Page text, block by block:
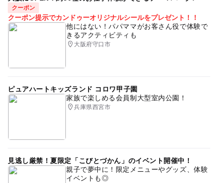
クーポン
クーポン提示でカンドゥーオリジナルシールをプレゼント！！
他にはない！パパママがお客さん役で体験で
きるアクティビティも
大阪府守口市
ピュアハートキッズランド コロワ甲子園
家族で楽しめる会員制大型室内公園！
兵庫県西宮市
見逃し厳禁！夏限定「こびとづかん」のイベント開催中！
親子で夢中に！限定メニューやグッズ、体験
イベントも◎